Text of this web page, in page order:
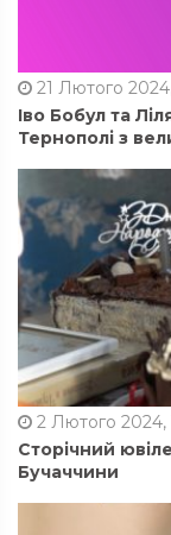
21 Лютого
Іво Бобул та
Тернополі з
2 Лютого 2024,
Сторічний
Бучаччини